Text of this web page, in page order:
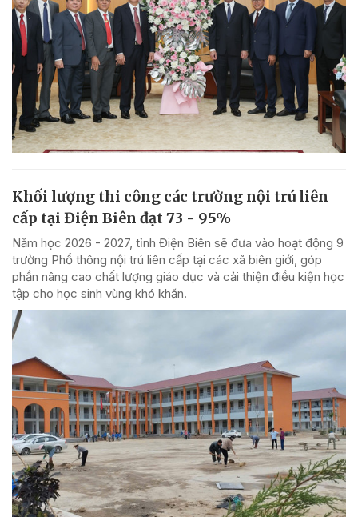
Khối lượng thi công các trường nội trú liên
cấp tại Điện Biên đạt 73 - 95%
Năm học 2026 - 2027, tỉnh Điện Biên sẽ đưa vào hoạt động 9
trường Phổ thông nội trú liên cấp tại các xã biên giới, góp
phần nâng cao chất lượng giáo dục và cải thiện điều kiện học
tập cho học sinh vùng khó khăn.